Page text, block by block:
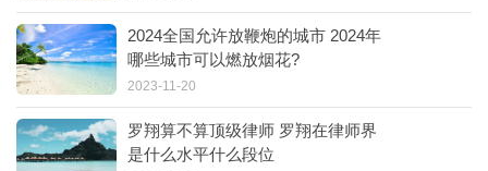
2024全国允许放鞭炮的城市 2024年
哪些城市可以燃放烟花?
2023-11-20
罗翔算不算顶级律师 罗翔在律师界
是什么水平什么段位